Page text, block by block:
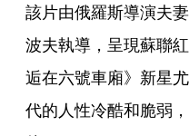
該片由俄羅斯導演夫
波夫執導，呈現蘇聯
逅在六號車廂》新星
代的人性冷酷和脆弱